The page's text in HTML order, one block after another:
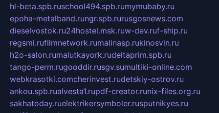
hl-beta.spb.ruschool494.spb.rumymubaby.ru
epoha-metalband.rungr.spb.rurusgosnews.com
dieselvostok.ru24hostel.msk.ruw-dev.ruf-ship.ru
regsmi.rufilmnetwork.rumalinasp.rukinosvin.ru
h2o-salon.rumalutkayork.rudeltaprim.spb.ru
tango-perm.rugooddir.rusgv.sumultiki-online.com
webkrasotki.comcherinvest.rudetskiy-ostrov.ru
ankou.spb.rualvesta1.rupdf-creator.runix-files.org.ru
sakhatoday.ruelektrikersymboler.rusputnikyes.ru